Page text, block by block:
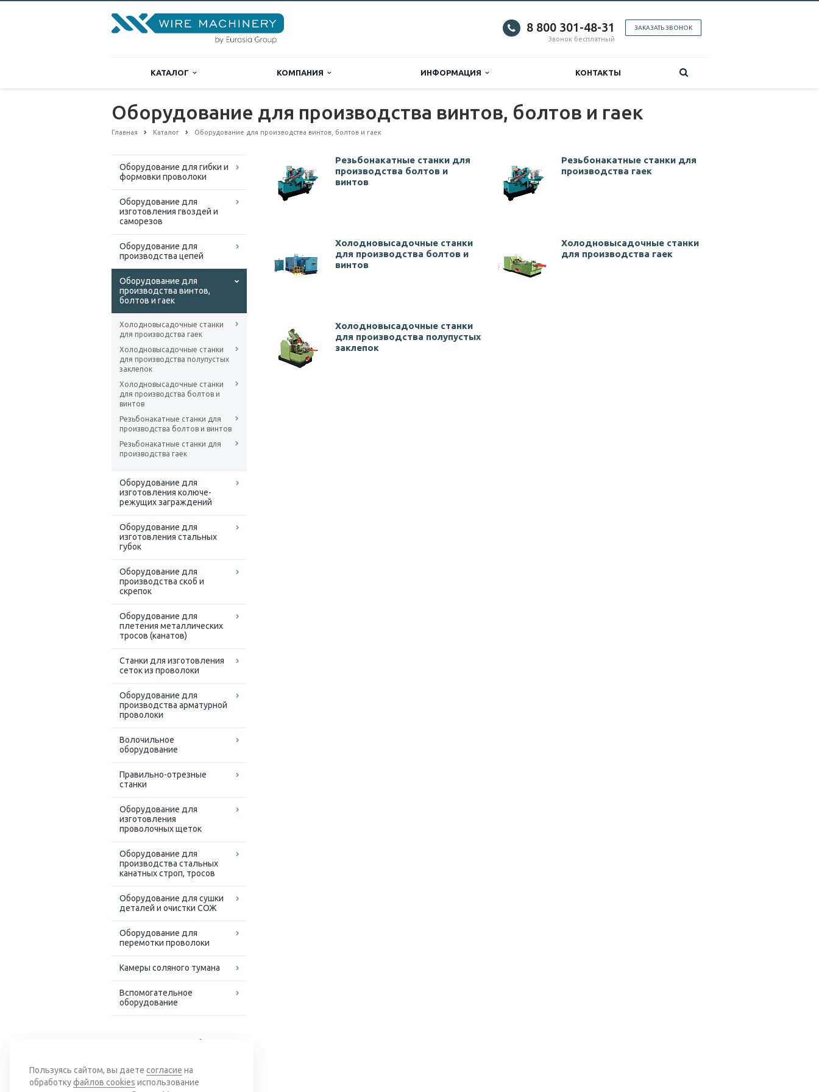
ЗАКАЗАТЬ ЗВОНОК
8 800 301-48-31
Звонок бесплатный
КАТАЛОГ КОМПАНИЯ ИНФОРМАЦИЯ КОНТАКТЫ
Оборудование для производства винтов, болтов и гаек
Главная Каталог Оборудование для производства винтов, болтов и гаек
Оборудование для гибки и
формовки проволоки
Оборудование для
изготовления гвоздей и
саморезов
Оборудование для
производства цепей
Оборудование для
производства винтов,
болтов и гаек
Холодновысадочные станки
для производства гаек
Холодновысадочные станки
для производства полупустых
заклепок
Холодновысадочные станки
для производства болтов и
винтов
Резьбонакатные станки для
производства болтов и винтов
Резьбонакатные станки для
производства гаек
Оборудование для
изготовления колюче-
режущих заграждений
Оборудование для
изготовления стальных
губок
Оборудование для
производства скоб и
скрепок
Оборудование для
плетения металлических
тросов (канатов)
Cтанки для изготовления
сеток из проволоки
Оборудование для
производства арматурной
проволоки
Волочильное
оборудование
Правильно-отрезные
станки
Оборудование для
изготовления
проволочных щеток
Оборудование для
производства стальных
канатных строп, тросов
Оборудование для сушки
деталей и очистки СОЖ
Оборудование для
перемотки проволоки
Камеры соляного тумана
Вспомогательное
оборудование
Доступные решения для
Резьбонакатные станки для
производства болтов и
винтов
Резьбонакатные станки для
производства гаек
Холодновысадочные станки
для производства болтов и
винтов
Холодновысадочные станки
для производства гаек
Холодновысадочные станки
для производства полупустых
заклепок
Пользуясь сайтом, вы даете согласие на
обработкуфайлов cookies использование